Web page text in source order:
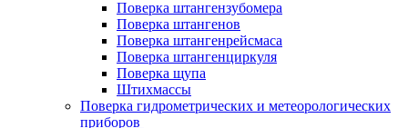
Поверка штангензубомера
Поверка штангенов
Поверка штангенрейсмаса
Поверка штангенциркуля
Поверка щупа
Штихмассы
Поверка гидрометрических и метеорологических
приборов